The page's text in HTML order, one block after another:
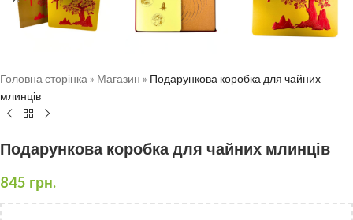
Головна сторінка » Магазин » Подарункова коробка для чайних
млинців
Подарункова коробка для чайних млинців
845 грн.